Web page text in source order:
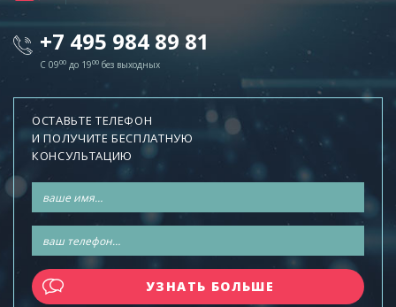
+7 495 984 89 81
C 0900 до 1900 без выходных
ОСТАВЬТЕ ТЕЛЕФОН
И ПОЛУЧИТЕ БЕСПЛАТНУЮ
КОНСУЛЬТАЦИЮ